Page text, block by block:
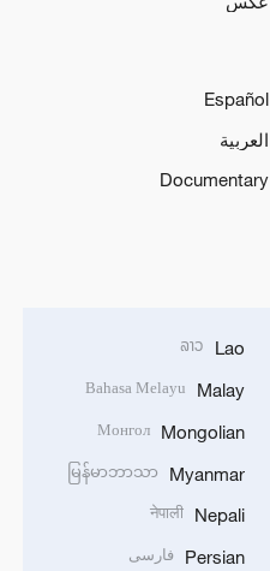
Español
العربية
Documentary
Lao
ລາວ
Malay
Bahasa Melayu
Mongolian
Монгол
Myanmar
မြန်မာဘာသာ
Nepali
नेपाली
Persian فارسی